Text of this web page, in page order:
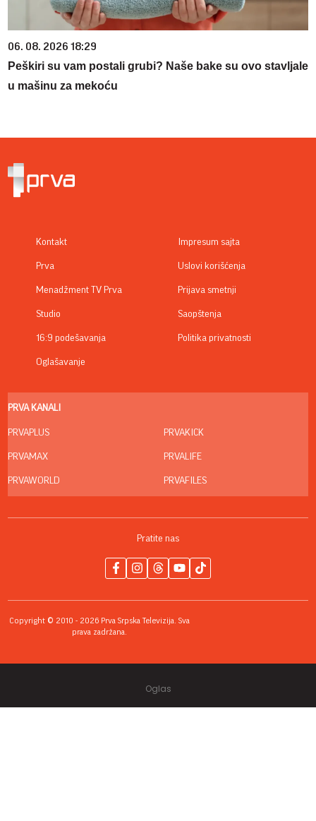
06. 08. 2026 18:29
Peškiri su vam postali grubi? Naše bake su ovo stavljale
u mašinu za mekoću
Kontakt
Prva
Menadžment TV Prva
Studio
16:9 podešavanja
Oglašavanje
Impresum sajta
Uslovi korišćenja
Prijava smetnji
Saopštenja
Politika privatnosti
PRVA KANALI
PRVAPLUS
PRVAMAX
PRVAWORLD
PRVAKICK
PRVALIFE
PRVAFILES
Pratite nas
Copyright © 2010 - 2026 Prva Srpska Televizija. Sva
prava zadržana.